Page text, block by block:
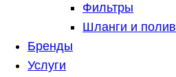
Фильтры
Шланги и полив
Бренды
Услуги